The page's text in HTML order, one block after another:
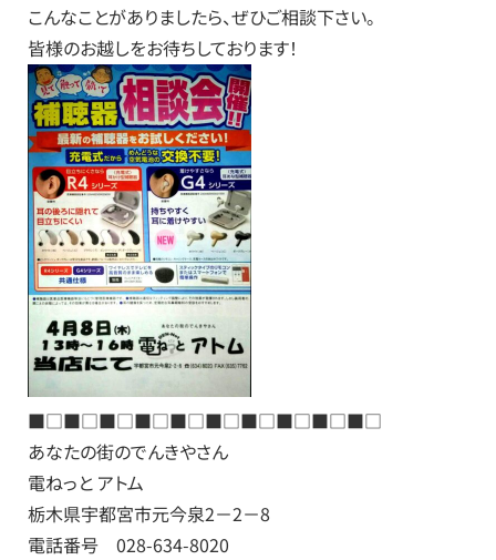
こんなことがありましたら、ぜひご相談下さい。
皆様のお越しをお待ちしております！
■□■□■□■□■□■□■□■□■□■□
あなたの街のでんきやさん
電ねっと アトム
栃木県宇都宮市元今泉2－2－8
電話番号 028-634-8020